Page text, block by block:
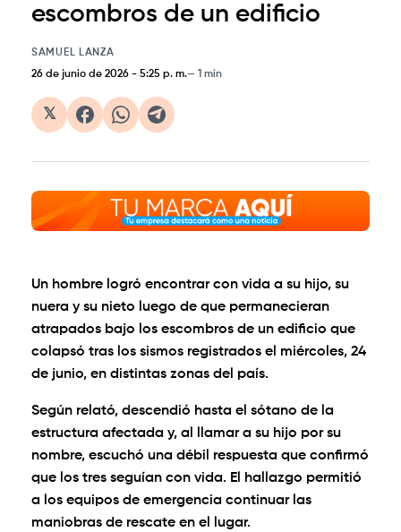
escombros de un edificio
SAMUEL LANZA
26 de junio de 2026 - 5:25 p. m. 1 min
𝕏
Un hombre logró encontrar con vida a su hijo, su
nuera y su nieto luego de que permanecieran
atrapados bajo los escombros de un edificio que
colapsó tras los sismos registrados el miércoles, 24
de junio, en distintas zonas del país.
Según relató, descendió hasta el sótano de la
estructura afectada y, al llamar a su hijo por su
nombre, escuchó una débil respuesta que confirmó
que los tres seguían con vida. El hallazgo permitió
a los equipos de emergencia continuar las
maniobras de rescate en el lugar.